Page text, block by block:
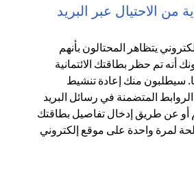
من الاحتيال عبر البريد
يتظاهر المحتالون بأنهم
تم حظر بطاقتك الائتمانية
سيطلبون منك إعادة تنشيط
المتضمنة في رسائل البريد
أو عن طريق إدخال تفاصيل بطاقتك
لمرة واحدة على موقع إلكتروني